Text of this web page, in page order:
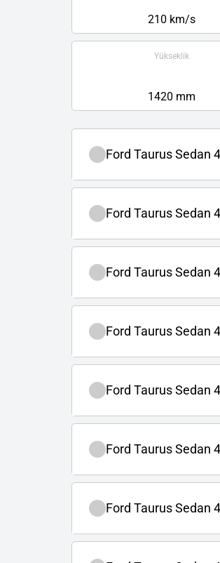
210 km/s
Yükseklik
1420 mm
Ford Taurus Sedan
Ford Taurus Sedan
Ford Taurus Sedan
Ford Taurus Sedan 4
Ford Taurus Sedan
Ford Taurus Sedan
Ford Taurus Sedan